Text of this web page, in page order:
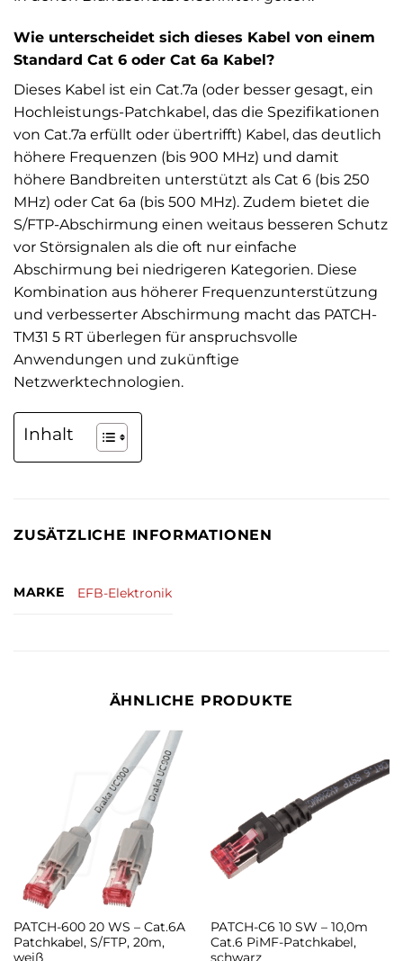
Wie unterscheidet sich dieses Kabel von einem
Standard Cat 6 oder Cat 6a Kabel?
Dieses Kabel ist ein Cat.7a (oder besser gesagt, ein
Hochleistungs-Patchkabel, das die Spezifikationen
von Cat.7a erfüllt oder übertrifft) Kabel, das deutlich
höhere Frequenzen (bis 900 MHz) und damit
höhere Bandbreiten unterstützt als Cat 6 (bis 250
MHz) oder Cat 6a (bis 500 MHz). Zudem bietet die
S/FTP-Abschirmung einen weitaus besseren Schutz
vor Störsignalen als die oft nur einfache
Abschirmung bei niedrigeren Kategorien. Diese
Kombination aus höherer Frequenzunterstützung
und verbesserter Abschirmung macht das PATCH-
TM31 5 RT überlegen für anspruchsvolle
Anwendungen und zukünftige
Netzwerktechnologien.
Inhalt
ZUSÄTZLICHE INFORMATIONEN
MARKE EFB-Elektronik
ÄHNLICHE PRODUKTE
PATCH-600 20 WS – Cat.6A
Patchkabel, S/FTP, 20m,
weiß
PATCH-C6 10 SW – 10,0m
Cat.6 PiMF-Patchkabel,
schwarz